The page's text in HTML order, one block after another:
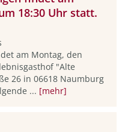
18:30 Uhr statt.
am Montag, den
"Alte
26 in 06618 Naumburg
... [mehr]